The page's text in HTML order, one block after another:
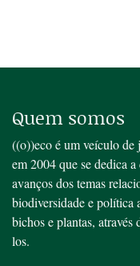
Quem somos
((o))eco é um veículo
em 2004 que se dedica
avanços dos temas
biodiversidade e política
bichos e plantas, através
los.